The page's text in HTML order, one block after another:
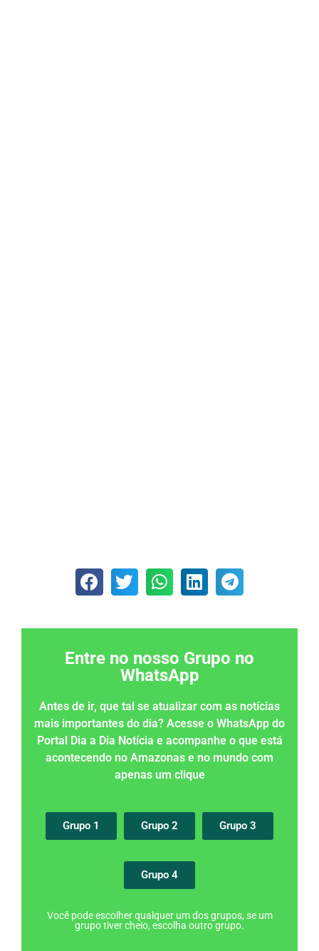
Entre no nosso Grupo no
WhatsApp
Antes de ir, que tal se atualizar com as notícias
mais importantes do dia? Acesse o WhatsApp do
Portal Dia a Dia Notícia e acompanhe o que está
acontecendo no Amazonas e no mundo com
apenas um clique
Grupo 1 Grupo 2 Grupo 3
Grupo 4
Você pode escolher qualquer um dos grupos, se um
grupo tiver cheio, escolha outro grupo.